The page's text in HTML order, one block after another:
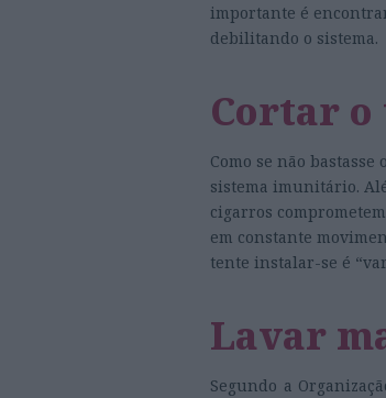
importante é
debilitando o sistema.
Cortar o
Como se não
sistema imunitário.
cigarros
em constante
tente instalar-se é
Lavar
Segundo a